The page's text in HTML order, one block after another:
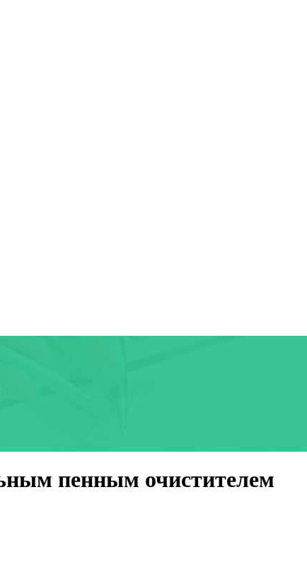
пенным очистителем